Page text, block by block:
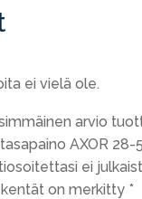
ei vielä ole.
arvio
AXOR 28-
ei
on merkitty *